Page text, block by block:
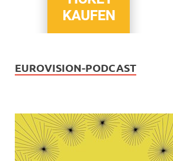
EUROVISION-PODCAST